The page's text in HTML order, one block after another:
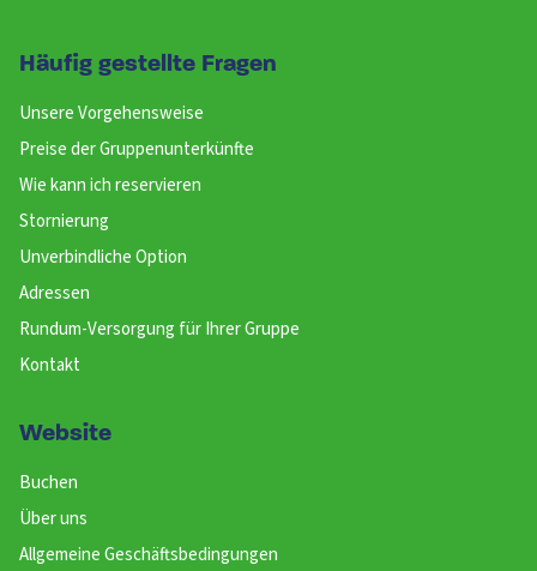
Waschbecken: 1
Doppelbett: 1
Einzelbett: 2
Häufig gestellte Fragen
Unsere Vorgehensweise
Preise der Gruppenunterkünfte
Wie kann ich reservieren
Stornierung
Unverbindliche Option
Adressen
Rundum-Versorgung für Ihrer Gruppe
Kontakt
Website
Buchen
Über uns
Allgemeine Geschäftsbedingungen